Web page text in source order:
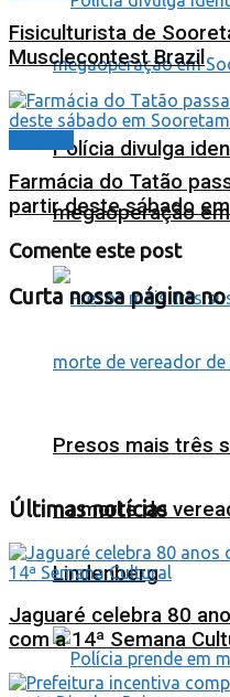
Polícia divulga
megaoperação
Presos mais três
na morte de
Lindenberg
Fisiculturista de
Musclecontest Brazil
Farmácia do Tatão
partir deste sábado
Comente este post
Curta nossa página
Últimas notícias
Jaguaré celebra 80
com a 14ª Semana